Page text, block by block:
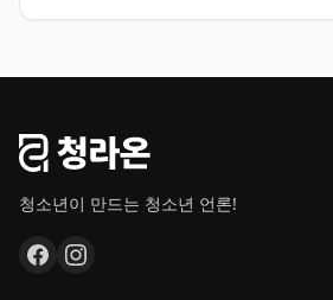
청소년이 만드는 청소년 언론!